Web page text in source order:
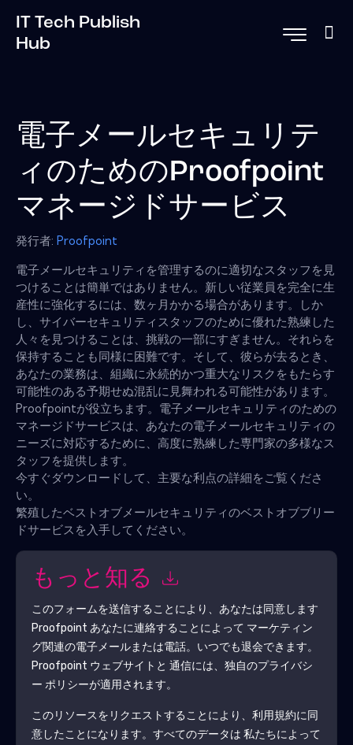
IT Tech Publish
Hub
電子メールセキュリテ
ィのためのProofpoint
マネージドサービス
発行者: Proofpoint
電子メールセキュリティを管理するのに適切なスタッフを見
つけることは簡単ではありません。新しい従業員を完全に生
産性に強化するには、数ヶ月かかる場合があります。しか
し、サイバーセキュリティスタッフのために優れた熟練した
人々を見つけることは、挑戦の一部にすぎません。それらを
保持することも同様に困難です。そして、彼らが去るとき、
あなたの業務は、組織に永続的かつ重大なリスクをもたらす
可能性のある予期せぬ混乱に見舞われる可能性があります。
Proofpointが役立ちます。電子メールセキュリティのための
マネージドサービスは、あなたの電子メールセキュリティの
ニーズに対応するために、高度に熟練した専門家の多様なス
タッフを提供します。
今すぐダウンロードして、主要な利点の詳細をご覧くださ
い。
繁殖したベストオブメールセキュリティのベストオブブリー
ドサービスを入手してください。
もっと知る
このフォームを送信することにより、あなたは同意します
Proofpoint あなたに連絡することによって マーケティン
グ関連の電子メールまたは電話。いつでも退会できます。
Proofpoint ウェブサイトと 通信には、独自のプライバシ
ー ポリシーが適用されます。
このリソースをリクエストすることにより、利用規約に同
意したことになります。すべてのデータは 私たちによって